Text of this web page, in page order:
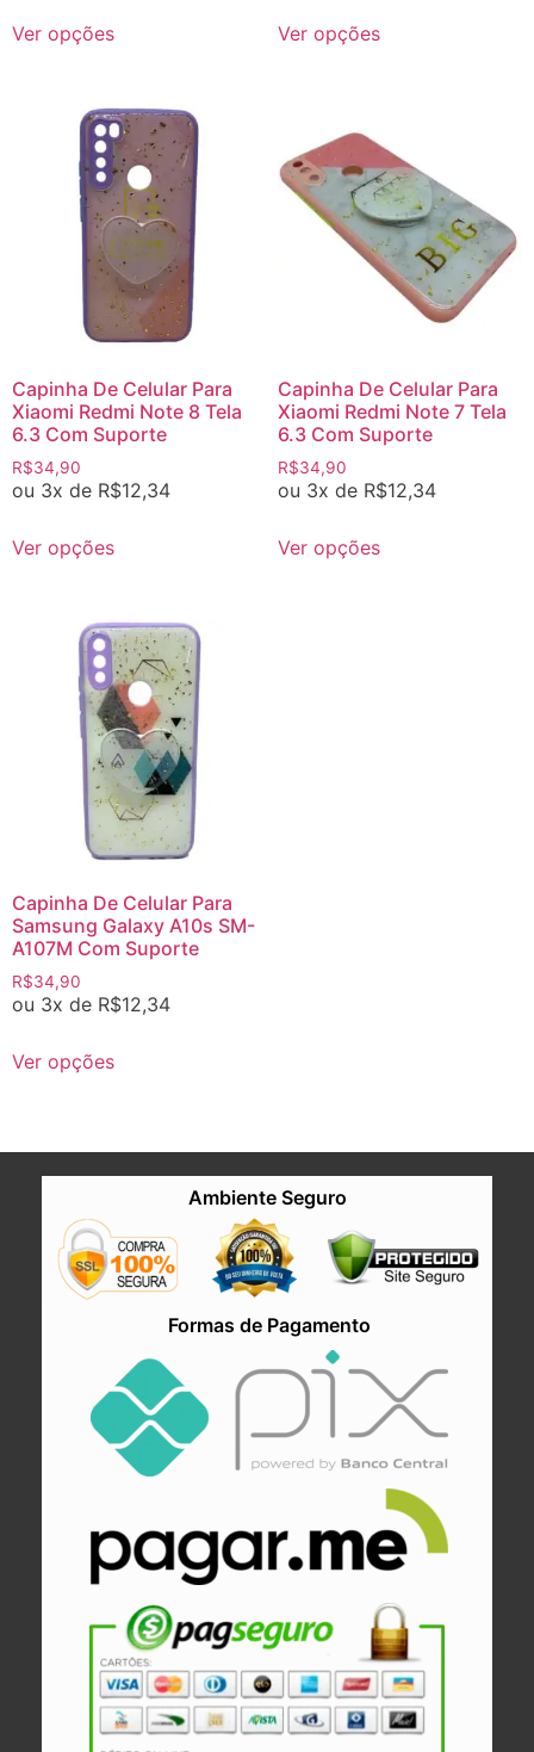
Ver opções Ver opções
Capinha De Celular Para
Xiaomi Redmi Note 8 Tela
6.3 Com Suporte
R$34,90
ou 3x de R$12,34
Ver opções
Capinha De Celular Para
Xiaomi Redmi Note 7 Tela
6.3 Com Suporte
R$34,90
ou 3x de R$12,34
Ver opções
Capinha De Celular Para
Samsung Galaxy A10s SM-
A107M Com Suporte
R$34,90
ou 3x de R$12,34
Ver opções
Ambiente Seguro
Formas de Pagamento